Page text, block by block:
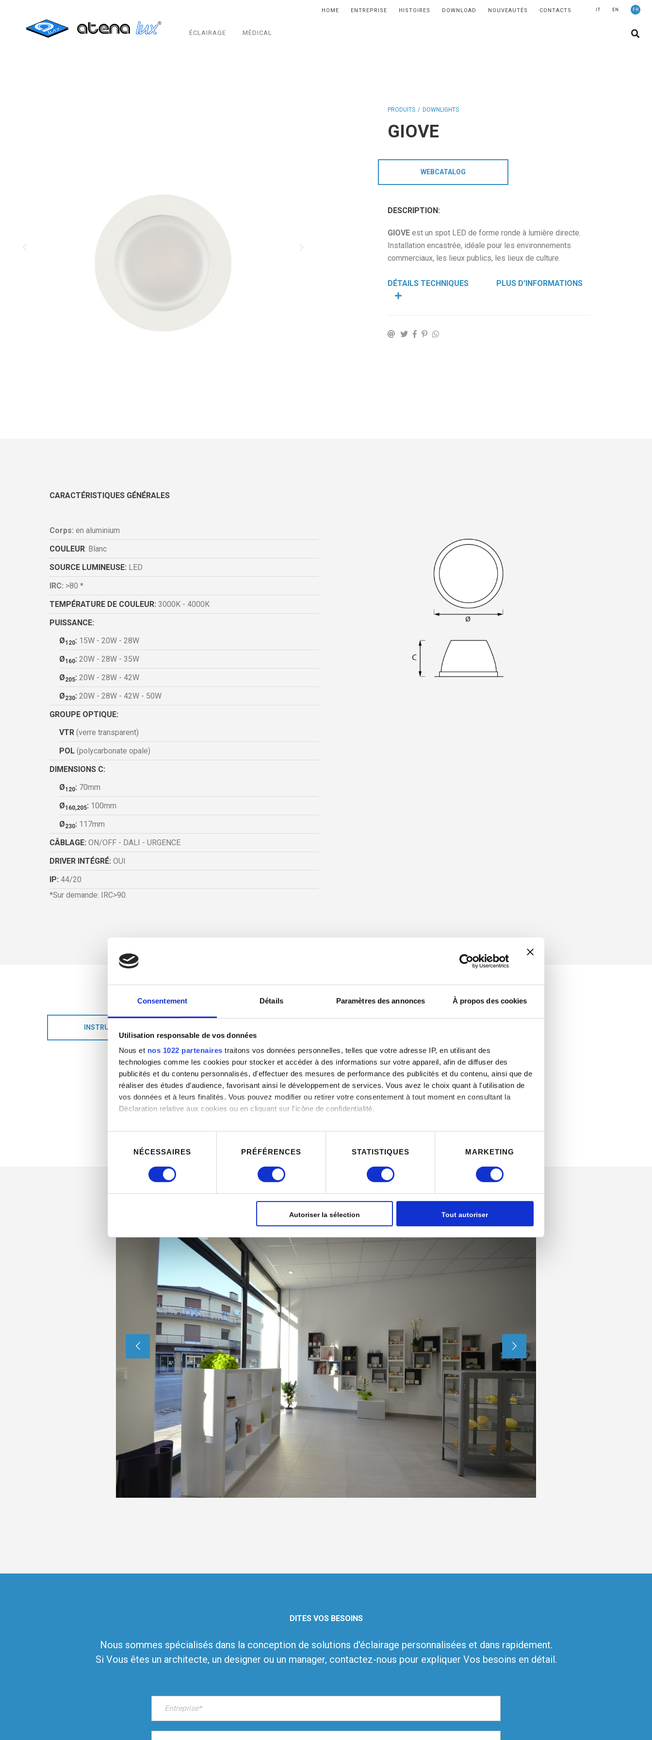
Consentement Détails Paramètres des annonces À propos des cookies
Utilisation responsable de vos données
Nous et nos 1022 partenaires traitons vos données personnelles, telles que votre adresse IP, en utilisant des
technologies comme les cookies pour stocker et accéder à des informations sur votre appareil, afin de diffuser des
publicités et du contenu personnalisés, d'effectuer des mesures de performance des publicités et du contenu, ainsi que de
réaliser des études d’audience, favorisant ainsi le développement de services. Vous avez le choix quant à l'utilisation de
vos données et à leurs finalités. Vous pouvez modifier ou retirer votre consentement à tout moment en consultant la
Déclaration relative aux cookies ou en cliquant sur l'icône de confidentialité.
Si vous le permettez, nous aimerions également :
Collecter des informations sur votre localisation géographique qui peuvent être précises à plusieurs mètres près
Identifier votre appareil en l'analysant activement pour en relever les caractéristiques spécifiques (empreintes
digitales).
. Vous pouvez modifier ou retirer votre consentement à tout moment à partir de la déclaration sur les cookies.
sociaux et d'analyser notre trafic. Nous partageons également des informations sur l'utilisation de notre site avec nos
partenaires de médias sociaux, de publicité et d'analyse, qui peuvent combiner celles-ci avec d'autres informations que
vous leur avez fournies ou qu'ils ont collectées lors de votre utilisation de leurs services.
NÉCESSAIRES PRÉFÉRENCES STATISTIQUES MARKETING
Autoriser la sélection Tout autoriser
IT EN FR
HOME ENTREPRISE HISTOIRES DOWNLOAD NOUVEAUTÉS CONTACTS
ÉCLAIRAGE MÉDICAL
RÈGLEMENTS
FINITIONS ET ACCESSOIRES
PRODUITS DOWNLIGHTS
GIOVE
WEBCATALOG
DESCRIPTION:
GIOVE est un spot LED de forme ronde à lumière directe.
Installation encastrée, idéale pour les environnements
commerciaux, les lieux publics, les lieux de culture.
DÉTAILS TECHNIQUES PLUS D'INFORMATIONS
CARACTÉRISTIQUES GÉNÉRALES
Corps: en aluminium
COULEUR: Blanc
SOURCE LUMINEUSE: LED
IRC: >80 *
TEMPÉRATURE DE COULEUR: 3000K - 4000K
PUISSANCE:
Ø120: 15W - 20W - 28W
Ø160: 20W - 28W - 35W
Ø205: 20W - 28W - 42W
Ø230: 20W - 28W - 42W - 50W
GROUPE OPTIQUE:
VTR (verre transparent)
POL (polycarbonate opale)
DIMENSIONS C:
Ø120: 70mm
Ø160,205: 100mm
Ø230: 117mm
CÂBLAGE: ON/OFF - DALI - URGENCE
DRIVER INTÉGRÉ: OUI
IP: 44/20
*Sur demande: IRC>90.
INSTRUCTIONS D’ASSEMBLAGE
DITES VOS BESOINS
Nous sommes spécialisés dans la conception de solutions d'éclairage personnalisées et dans rapidement.
Si Vous êtes un architecte, un designer ou un manager, contactez-nous pour expliquer Vos besoins en détail.